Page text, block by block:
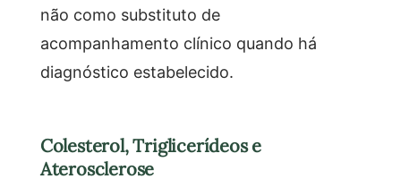
não como substituto de
acompanhamento clínico quando há
diagnóstico estabelecido.
Colesterol, Triglicerídeos e
Aterosclerose